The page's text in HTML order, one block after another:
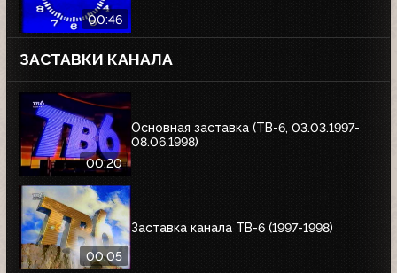
00:46
ЗАСТАВКИ КАНАЛА
00:20
Основная заставка (ТВ-6, 03.03.1997-
08.06.1998)
00:05
Заставка канала ТВ-6 (1997-1998)